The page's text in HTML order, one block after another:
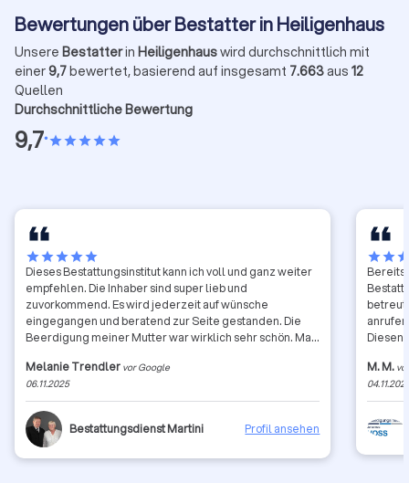
Bewertungen über Bestatter in Heiligenhaus
Unsere Bestatterin Heiligenhauswird durchschnittlich mit
einer9,7bewertet, basierend auf insgesamt 7.663aus 12
Quellen
Durchschnittliche Bewertung
9,7•starstarstarstarstar
starstarstarstarstar
Dieses Bestattungsinstitut kann ich voll und ganz weiter
empfehlen. Die Inhaber sind super lieb und
zuvorkommend. Es wird jederzeit auf wünsche
eingegangen und beratend zur Seite gestanden. Die
Beerdigung meiner Mutter war wirklich sehr schön. Man
Bürokratische aber auch der persönliche Ablauf (Die
eigentliche Beerdigung) aufgeklärt. Kann ich wirklich
nur weiter empfehlen.
Melanie Trendler vor Google
06.11.2025
Bestattungsdienst Martini Profil ansehen
starstar
Bereits
Diesen
geben.
M. M.